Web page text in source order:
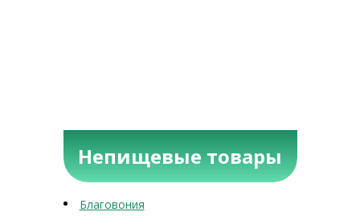
Непищевые товары
Благовония